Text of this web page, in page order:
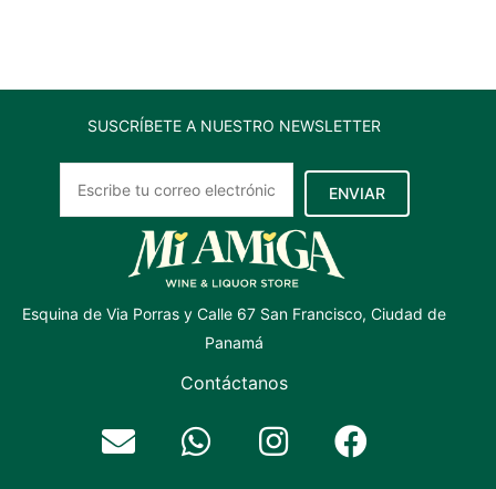
SUSCRÍBETE A NUESTRO NEWSLETTER
ENVIAR
Esquina de Via Porras y Calle 67 San Francisco, Ciudad de
Panamá
Contáctanos